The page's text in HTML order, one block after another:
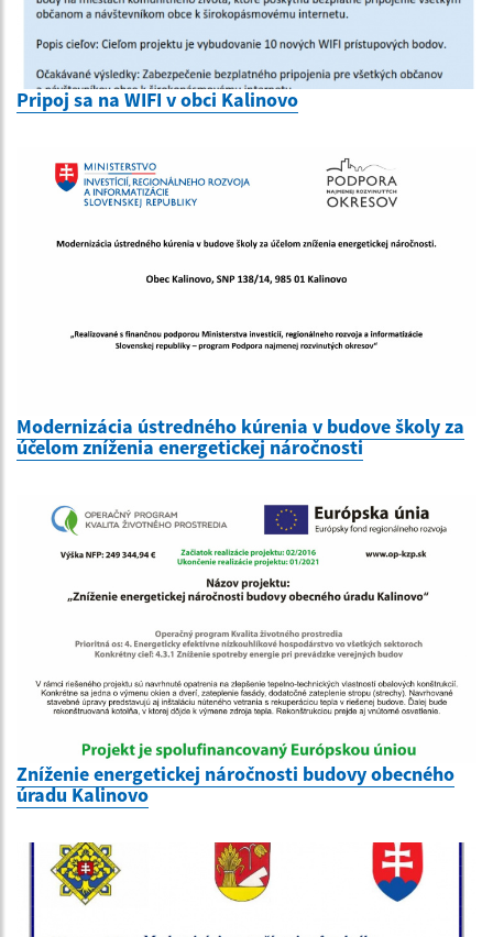
Pripoj sa na WIFI v obci Kalinovo
Modernizácia ústredného kúrenia v budove školy za
účelom zníženia energetickej náročnosti
Zníženie energetickej náročnosti budovy obecného
úradu Kalinovo